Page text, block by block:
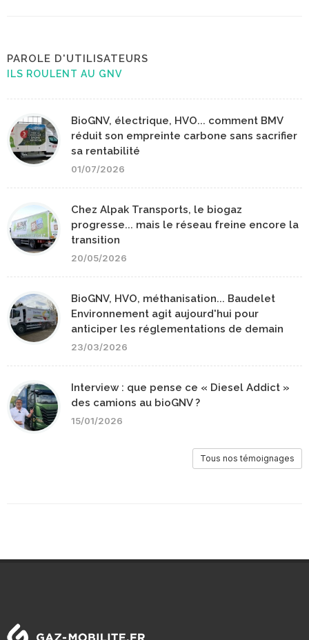
PAROLE D'UTILISATEURS
ILS ROULENT AU GNV
BioGNV, électrique, HVO... comment BMV
réduit son empreinte carbone sans sacrifier
sa rentabilité
01/07/2026
Chez Alpak Transports, le biogaz
progresse... mais le réseau freine encore la
transition
20/05/2026
BioGNV, HVO, méthanisation... Baudelet
Environnement agit aujourd'hui pour
anticiper les réglementations de demain
23/03/2026
Interview : que pense ce « Diesel Addict »
des camions au bioGNV ?
15/01/2026
Tous nos témoignages